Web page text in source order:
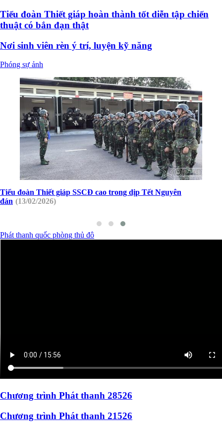
Tiểu đoàn Thiết giáp hoàn thành tốt diễn tập chiến
thuật có bắn đạn thật
Nơi sinh viên rèn ý trí, luyện kỹ năng
Phóng sự ảnh
Tiểu đoàn Thiết giáp SSCĐ cao trong dịp Tết Nguyên
đán (13/02/2026)
Phát thanh quốc phòng thủ đô
Chương trình Phát thanh 28526
Chương trình Phát thanh 21526